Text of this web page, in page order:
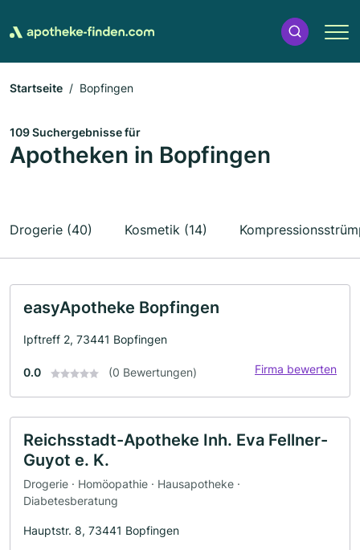
Startseite Bopfingen
109 Suchergebnisse für
Apotheken in Bopfingen
Drogerie (40) Kosmetik (14)
easyApotheke Bopfingen
Ipftreff 2, 73441 Bopfingen
0.0 (0 Bewertungen) Firma bewerten
Reichsstadt-Apotheke Inh. Eva Fellner-
Guyot e. K.
Drogerie · Homöopathie · Hausapotheke ·
Diabetesberatung
Hauptstr. 8, 73441 Bopfingen